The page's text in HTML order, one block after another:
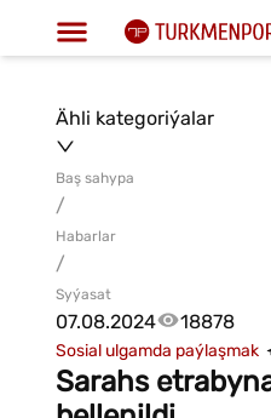
Ähli kategoriýalar
Baş sahypa
/
Habarlar
/
Syýasat
07.08.2024 18878
Sosial ulgamda paýlaşmak
Sarahs